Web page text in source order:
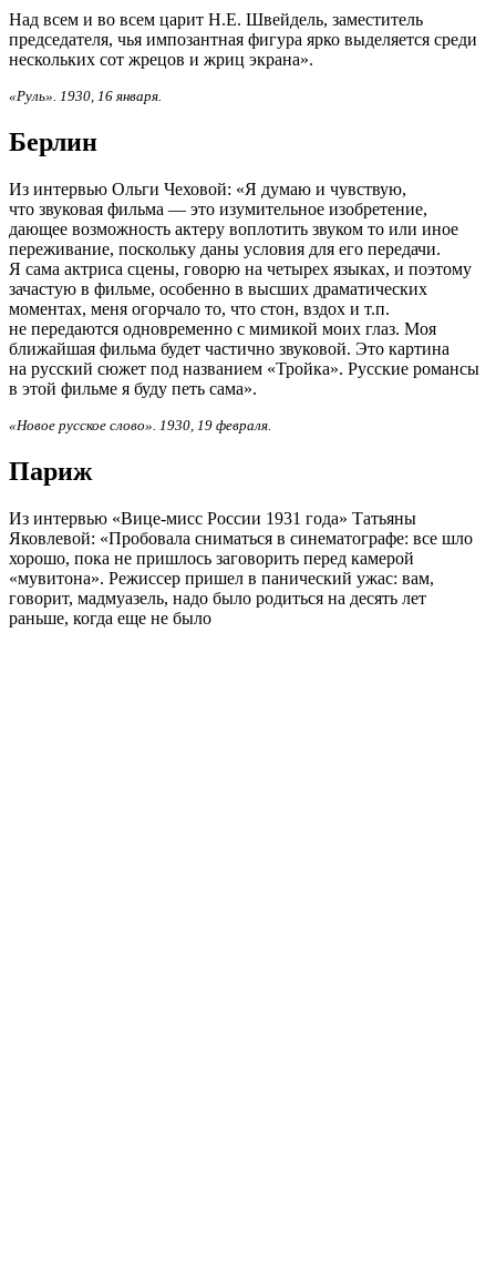
Над всем и во всем царит Н.Е. Швейдель, заместитель
председателя, чья импозантная фигура ярко выделяется среди
нескольких сот жрецов и жриц экрана».
«Руль». 1930, 16 января.
Берлин
Из интервью Ольги Чеховой: «Я думаю и чувствую,
что звуковая фильма — это изумительное изобретение,
дающее возможность актеру воплотить звуком то или иное
переживание, поскольку даны условия для его передачи.
Я сама актриса сцены, говорю на четырех языках, и поэтому
зачастую в фильме, особенно в высших драматических
моментах, меня огорчало то, что стон, вздох и т.п.
не передаются одновременно с мимикой моих глаз. Моя
ближайшая фильма будет частично звуковой. Это картина
на русский сюжет под названием «Тройка». Русские романсы
в этой фильме я буду петь сама».
«Новое русское слово». 1930, 19 февраля.
Париж
Из интервью «Вице-мисс России 1931 года» Татьяны
Яковлевой: «Пробовала сниматься в синематографе: все шло
хорошо, пока не пришлось заговорить перед камерой
«мувитона». Режиссер пришел в панический ужас: вам,
говорит, мадмуазель, надо было родиться на десять лет
раньше, когда еще не было